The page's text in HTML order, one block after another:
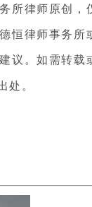
所律师原创，
恒律师事务所
议。如需转载
处。